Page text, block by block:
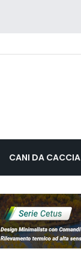
CANI DA CACCIA